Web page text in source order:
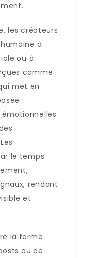
les créateurs
à
ou à
comme
met en
le temps
rendant
et
la forme
ou de